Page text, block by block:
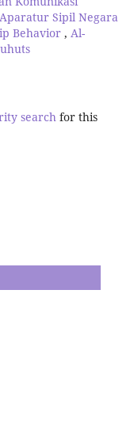
Sipil Negara
Behavior , Al-
searchfor this